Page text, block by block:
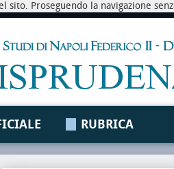
Proseguendo la navigazione
RUBRICA